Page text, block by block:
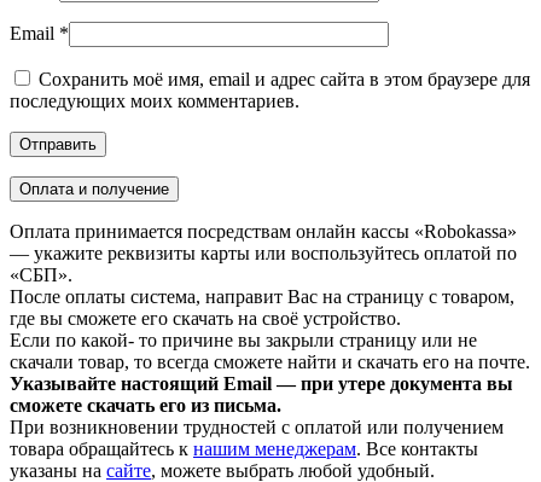
Email *
Сохранить моё имя, email и адрес сайта в этом браузере для
последующих моих комментариев.
Оплата и получение
Оплата принимается посредствам онлайн кассы «Robokassa»
— укажите реквизиты карты или воспользуйтесь оплатой по
«СБП».
После оплаты система, направит Вас на страницу с товаром,
где вы сможете его скачать на своё устройство.
Если по какой- то причине вы закрыли страницу или не
скачали товар, то всегда сможете найти и скачать его на почте.
Указывайте настоящий Email — при утере документа вы
сможете скачать его из письма.
При возникновении трудностей с оплатой или получением
товара обращайтесь к нашим менеджерам. Все контакты
указаны на сайте, можете выбрать любой удобный.